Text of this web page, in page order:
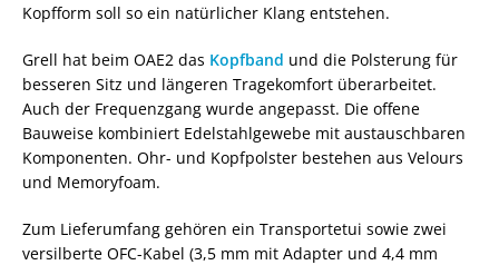
Kopfform soll so ein natürlicher Klang entstehen.
Grell hat beim OAE2 das Kopfband und die Polsterung für
besseren Sitz und längeren Tragekomfort überarbeitet.
Auch der Frequenzgang wurde angepasst. Die offene
Bauweise kombiniert Edelstahlgewebe mit austauschbaren
Komponenten. Ohr- und Kopfpolster bestehen aus Velours
und Memoryfoam.
Zum Lieferumfang gehören ein Transportetui sowie zwei
versilberte OFC-Kabel (3,5 mm mit Adapter und 4,4 mm